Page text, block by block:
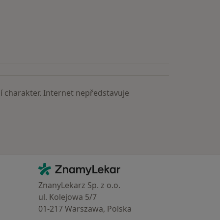
charakter. Internet nepředstavuje
Kontakt
ZnamyLekar - Hlavní stránka
ZnanyLekarz Sp. z o.o.
ul. Kolejowa 5/7
01-217 Warszawa, Polska